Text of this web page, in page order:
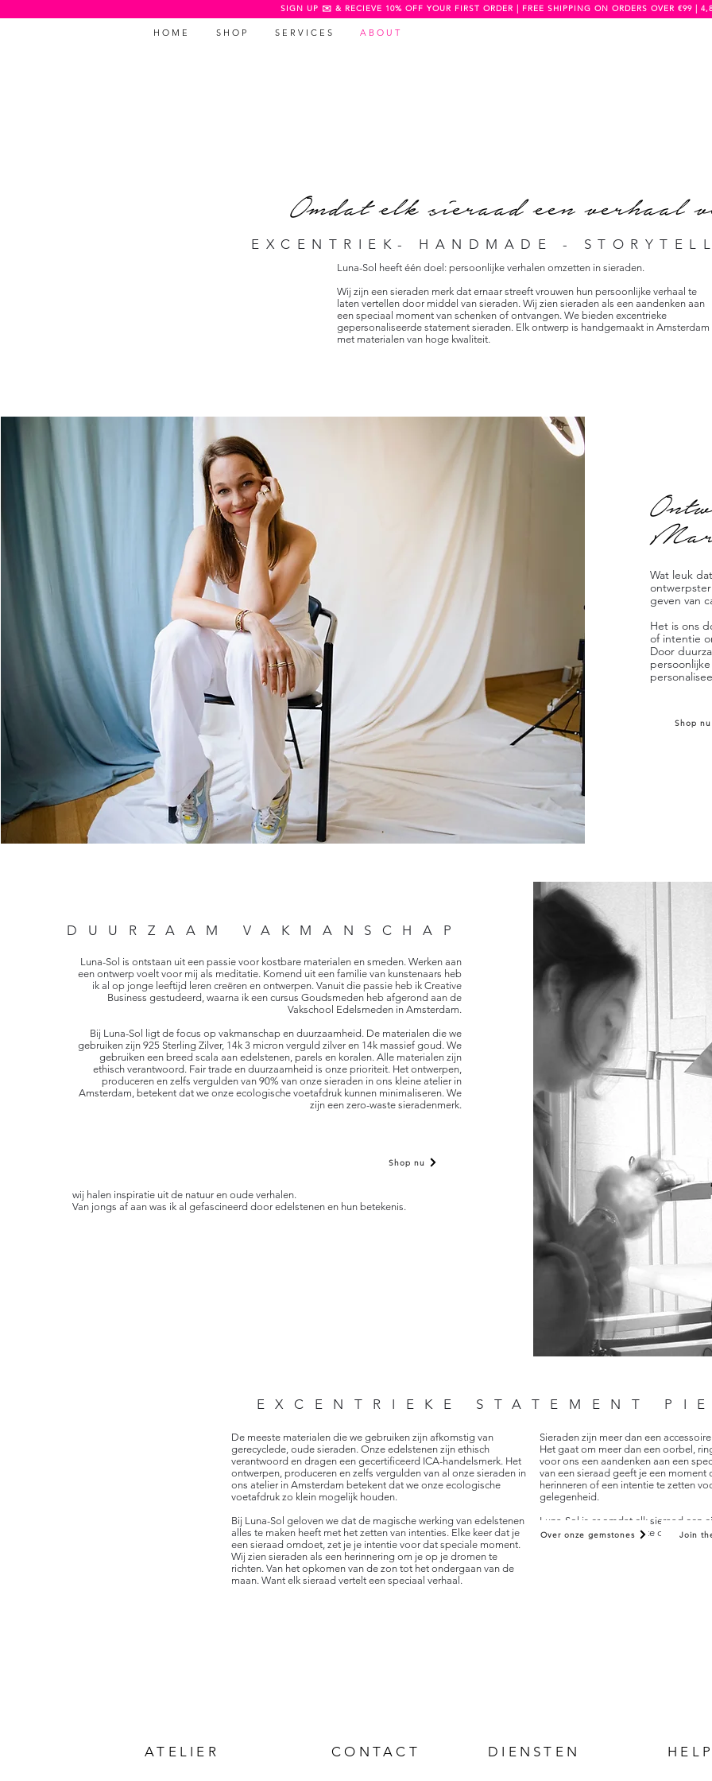
H O M E S H O P S E R V I C E S A B O U T
SIGN UP ✉️ & RECIEVE 10% OFF YOUR FIRST ORDER | FREE SHIPPING ON ORDERS OVER €99 |
Omdat elk sieraad een verhaal
EXCENTRIEK- HANDMADE -
Luna-Sol heeft één doel: persoonlijke verhalen omzetten in sieraden.
Wij zijn een sieraden merk dat ernaar streeft vrouwen hun persoonlijke verhaal te
laten vertellen door middel van sieraden. Wij zien sieraden als een aandenken aan
een speciaal moment van schenken of ontvangen. We bieden excentrieke
gepersonaliseerde statement sieraden. Elk ontwerp is handgemaakt in Amsterdam
met materialen van hoge kwaliteit.
Wat leuk
geven van
Het is ons
of intentie
Door
Shop nu
DUURZAAM VAKMANSCHAP
Luna-Sol is ontstaan uit een passie voor kostbare materialen en smeden. Werken aan
een ontwerp voelt voor mij als meditatie. Komend uit een familie van kunstenaars heb
ik al op jonge leeftijd leren creëren en ontwerpen. Vanuit die passie heb ik Creative
Business gestudeerd, waarna ik een cursus Goudsmeden heb afgerond aan de
Vakschool Edelsmeden in Amsterdam.
Bij Luna-Sol ligt de focus op vakmanschap en duurzaamheid. De materialen die we
gebruiken zijn 925 Sterling Zilver, 14k 3 micron verguld zilver en 14k massief goud. We
gebruiken een breed scala aan edelstenen, parels en koralen. Alle materialen zijn
ethisch verantwoord. Fair trade en duurzaamheid is onze prioriteit. Het ontwerpen,
produceren en zelfs vergulden van 90% van onze sieraden in ons kleine atelier in
Amsterdam, betekent dat we onze ecologische voetafdruk kunnen minimaliseren. We
zijn een zero-waste sieradenmerk.
Shop nu
wij halen inspiratie uit de natuur en oude verhalen.
Van jongs af aan was ik al gefascineerd door edelstenen en hun betekenis.
EXCENTRIEKE STATEMENT
De meeste materialen die we gebruiken zijn afkomstig van
gerecyclede, oude sieraden. Onze edelstenen zijn ethisch
verantwoord en dragen een gecertificeerd ICA-handelsmerk. Het
ontwerpen, produceren en zelfs vergulden van al onze sieraden in
ons atelier in Amsterdam betekent dat we onze ecologische
voetafdruk zo klein mogelijk houden.
Bij Luna-Sol geloven we dat de magische werking van edelstenen
alles te maken heeft met het zetten van intenties. Elke keer dat je
een sieraad omdoet, zet je je intentie voor dat speciale moment.
Wij zien sieraden als een herinnering om je op je dromen te
richten. Van het opkomen van de zon tot het ondergaan van de
maan. Want elk sieraad vertelt een speciaal verhaal.
Sieraden zijn meer dan een
Het gaat om meer dan een oorbel,
voor ons een aandenken aan een
van een sieraad geeft je een moment
herinneren of een intentie te zetten
gelegenheid.
Luna-Sol is er omdat elk sieraad een
Wat is jouw verhaal om te dragen?
Over onze gemstones Join
ATELIER CONTACT DIENSTEN